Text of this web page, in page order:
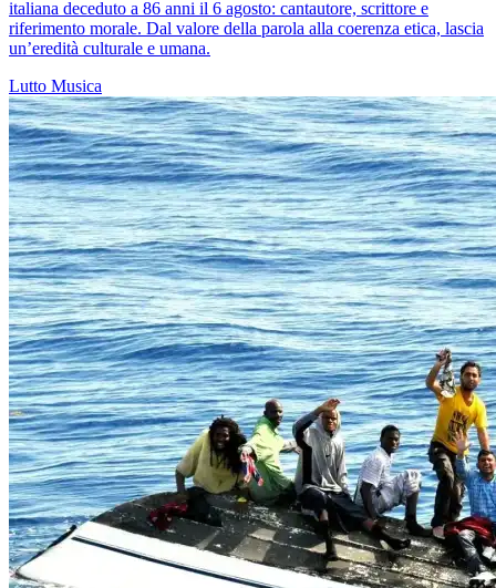
italiana deceduto a 86 anni il 6 agosto: cantautore, scrittore e
riferimento morale. Dal valore della parola alla coerenza etica, lascia
un’eredità culturale e umana.
Lutto Musica